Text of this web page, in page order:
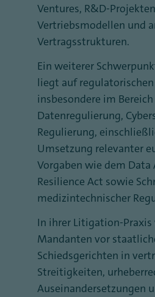
Ventures, R&D-
Vertriebsmodellen und
Vertragsstrukturen.
Ein weiterer
liegt auf
insbesondere im Bereich
Datenregulierung,
Regulierung,
Umsetzung relevanter
Vorgaben wie dem Data
Resilience Act sowie
medizintechnischer
In ihrer Litigation-
Mandanten vor
Schiedsgerichten in
Streitigkeiten,
Auseinandersetzungen